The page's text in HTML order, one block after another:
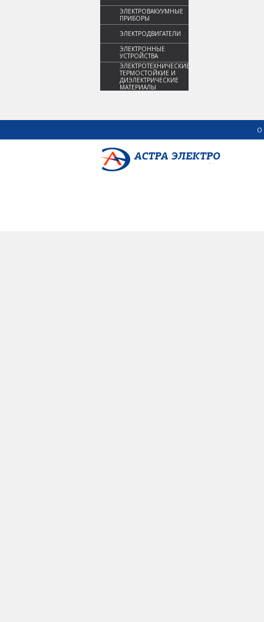
ЭЛЕКТРОВАКУУМНЫЕ
ПРИБОРЫ
ЭЛЕКТРОДВИГАТЕЛИ
ЭЛЕКТРОННЫЕ
УСТРОЙСТВА
ЭЛЕКТРОТЕХНИЧЕСКИЕ,
ТЕРМОСТОЙКИЕ И
ДИЭЛЕКТРИЧЕСКИЕ
МАТЕРИАЛЫ